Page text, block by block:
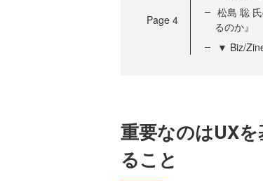
Page 4
松島 聡
るのか』
▼ Biz/
重要なのはUX
ること